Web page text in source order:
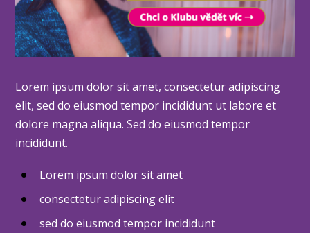
Lorem ipsum dolor sit amet, consectetur adipiscing
elit, sed do eiusmod tempor incididunt ut labore et
dolore magna aliqua. Sed do eiusmod tempor
incididunt.
Lorem ipsum dolor sit amet
consectetur adipiscing elit
sed do eiusmod tempor incididunt